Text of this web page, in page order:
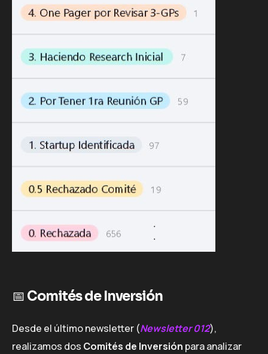
📅 Comités de Inversión
Desde el último newsletter (Newsletter 012),
realizamos dos Comités de Inversión para analizar